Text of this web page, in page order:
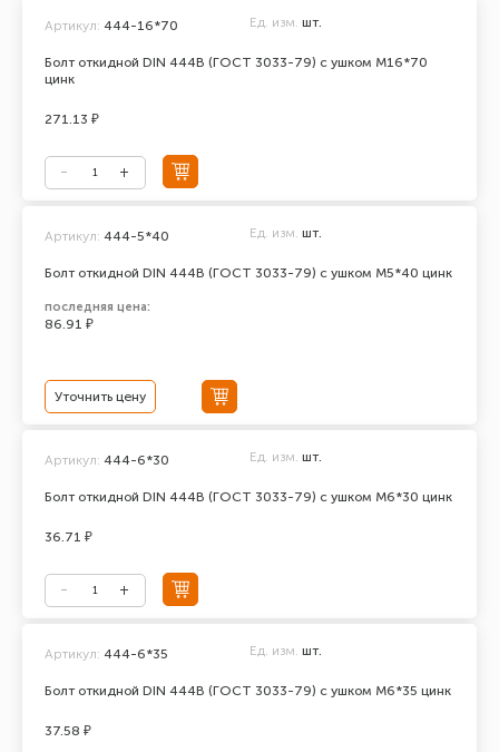
Болт откидной DIN 444В (ГОСТ 3033-79) с ушком М16*70
цинк
Артикул: 444-16*70 Ед. изм. шт.
271.13 ₽
Болт откидной DIN 444В (ГОСТ 3033-79) с ушком М5*40 цинк
Артикул: 444-5*40 Ед. изм. шт.
последняя цена:
86.91 ₽
Уточнить цену
Болт откидной DIN 444В (ГОСТ 3033-79) с ушком М6*30 цинк
Артикул: 444-6*30 Ед. изм. шт.
36.71 ₽
Болт откидной DIN 444В (ГОСТ 3033-79) с ушком М6*35 цинк
Артикул: 444-6*35 Ед. изм. шт.
37.58 ₽